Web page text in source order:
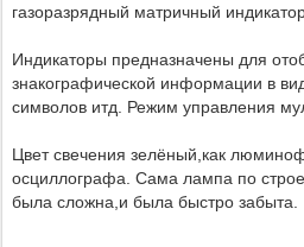
газоразрядный матричный
Индикаторы предназначены для
знакографической информации в
символов итд. Режим управления
Цвет свечения зелёный,как
осциллографа. Сама лампа по
была сложна,и была быстро забыта.